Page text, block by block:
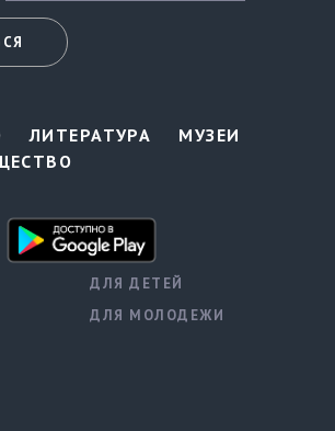
ЛИТЕРАТУРА
МУЗЕИ
ДЛЯ ДЕТЕЙ
ДЛЯ МОЛОДЕЖИ